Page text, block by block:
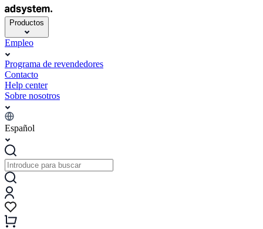
Productos
Empleo
Programa de revendedores
Contacto
Help center
Sobre nosotros
Español